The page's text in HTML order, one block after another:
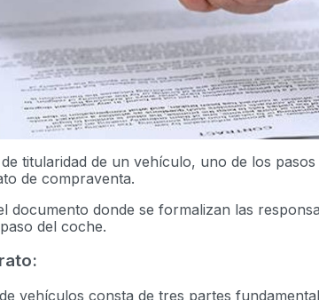
titularidad de un vehículo, uno de los
de compraventa.
documento donde se formalizan las
del coche.
vehículos consta de tres partes